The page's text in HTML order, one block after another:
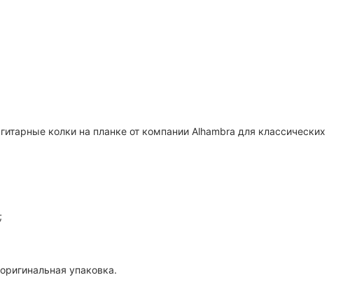
колки на планке от компании Alhambra для классических
упаковка.